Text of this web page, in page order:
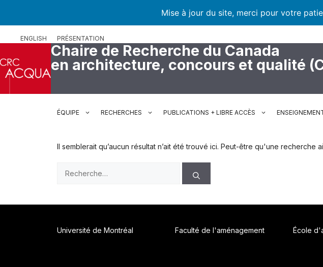
Mise à jour du site, merci pour votre
ENGLISH PRÉSENTATION
Chaire de Recherche du Canada
en architecture, concours et qualité
ÉQUIPE RECHERCHES PUBLICATIONS + LIBRE ACCÈS
Il semblerait qu’aucun résultat n’ait été trouvé ici. Peut-être qu'une recherche
Université de Montréal Faculté de l'aménagement École